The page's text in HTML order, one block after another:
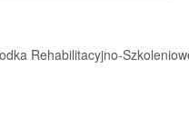
Rehabilitacyjno-